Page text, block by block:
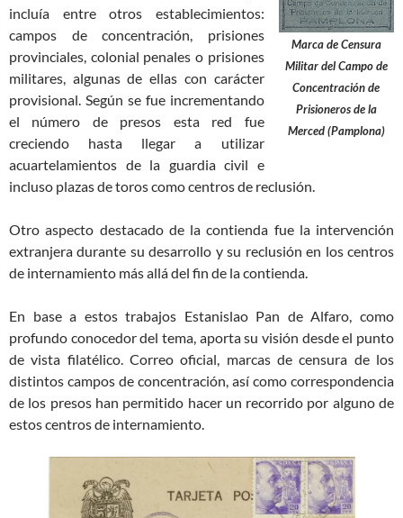
Marca de Censura
Militar del Campo de
Concentración de
Prisioneros de la
Merced (Pamplona)
incluía entre otros establecimientos:
campos de concentración, prisiones
provinciales, colonial penales o prisiones
militares, algunas de ellas con carácter
provisional. Según se fue incrementando
el número de presos esta red fue
creciendo hasta llegar a utilizar
acuartelamientos de la guardia civil e
incluso plazas de toros como centros de reclusión.
Otro aspecto destacado de la contienda fue la intervención
extranjera durante su desarrollo y su reclusión en los centros
de internamiento más allá del fin de la contienda.
En base a estos trabajos Estanislao Pan de Alfaro, como
profundo conocedor del tema, aporta su visión desde el punto
de vista filatélico. Correo oficial, marcas de censura de los
distintos campos de concentración, así como correspondencia
de los presos han permitido hacer un recorrido por alguno de
estos centros de internamiento.